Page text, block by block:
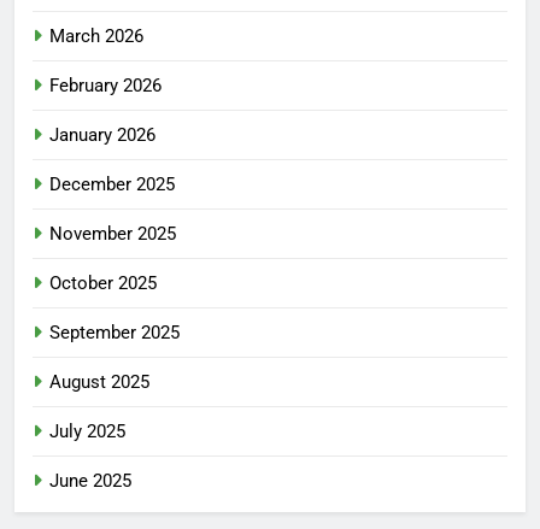
March 2026
February 2026
January 2026
December 2025
November 2025
October 2025
September 2025
August 2025
July 2025
June 2025